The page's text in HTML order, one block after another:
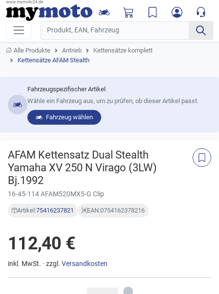
Alle Produkte Antrieb
Kettensätze komplett
Kettensätze AFAM Stealth
Fahrzeugspezifischer Artikel
Wähle ein Fahrzeug aus, um zu prüfen, ob dieser Artikel passt.
Fahrzeug wählen
AFAM Kettensatz Dual Stealth
Yamaha XV 250 N Virago (3LW)
Bj.1992
16-45-114 AFAM520MX5-G Clip
Artikel:75416237821 EAN:0754162378216
112,40 €
inkl. MwSt. · zzgl. Versandkosten